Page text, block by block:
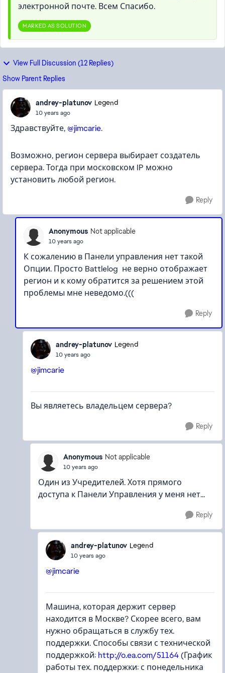
электронной почте. Всем Спасибо.
MARKED AS SOLUTION
View Full Discussion (12 Replies)
Show Parent Replies
andrey-platunov Legend
10 years ago
Здравствуйте, @jimcarie.
Возможно, регион сервера выбирает создатель
сервера. Тогда при московском IP можно
установить любой регион.
Reply
Anonymous Not applicable
10 years ago
К сожалению в Панели управления нет такой
Опции. Просто Battlelog не верно отображает
регион и к кому обратится за решением этой
проблемы мне неведомо.(((
Reply
andrey-platunov Legend
10 years ago
@jimcarie
Вы являетесь владельцем сервера?
Reply
Anonymous Not applicable
10 years ago
Один из Учредителей. Хотя прямого
доступа к Панели Управления у меня нет...
Reply
andrey-platunov Legend
10 years ago
@jimcarie
Машина, которая держит сервер
находится в Москве? Скорее всего, вам
нужно обращаться в службу тех.
поддержки. Способы связи с технической
поддержкой: http://o.ea.com/51164(График
работы тех. поддержки: с понедельника